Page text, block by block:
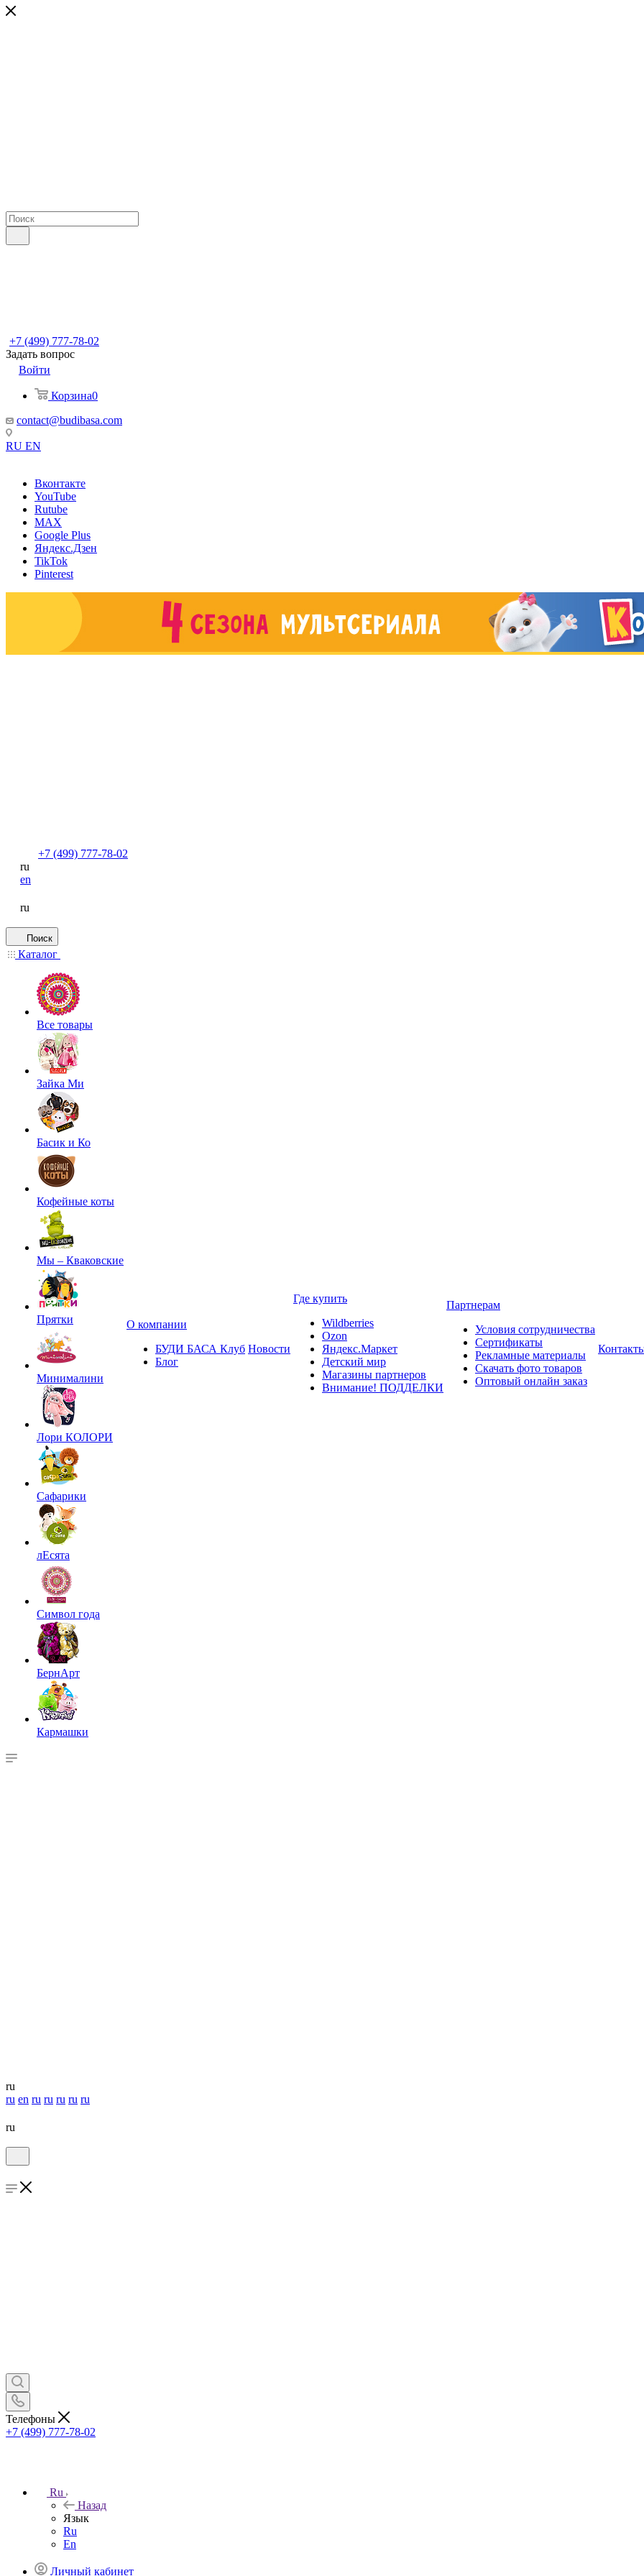
+7 (499) 777-78-02
Задать вопрос
Войти
Корзина0
contact@budibasa.com
RU EN
Вконтакте
YouTube
Rutube
MAX
Google Plus
Яндекс.Дзен
TikTok
Pinterest
+7 (499) 777-78-02
ru
en
ru
Поиск
Каталог
Все товары
Зайка Ми
Басик и Ко
Кофейные коты
Мы – Кваковские
Прятки
Минималини
Лори КОЛОРИ
Сафарики
лЕсята
Символ года
БернАрт
Кармашки
О компании
БУДИ БАСА Клуб
Блог
Новости
Где купить
Wildberries
Ozon
Яндекс.Маркет
Детский мир
Магазины партнеров
Внимание! ПОДДЕЛКИ
Партнерам
Условия сотрудничества
Сертификаты
Рекламные материалы
Скачать фото товаров
Оптовый онлайн заказ
ru
ru en ru ru ru ru ru
ru
Телефоны
+7 (499) 777-78-02
Ru
Назад
Язык
Ru
En
Личный кабинет